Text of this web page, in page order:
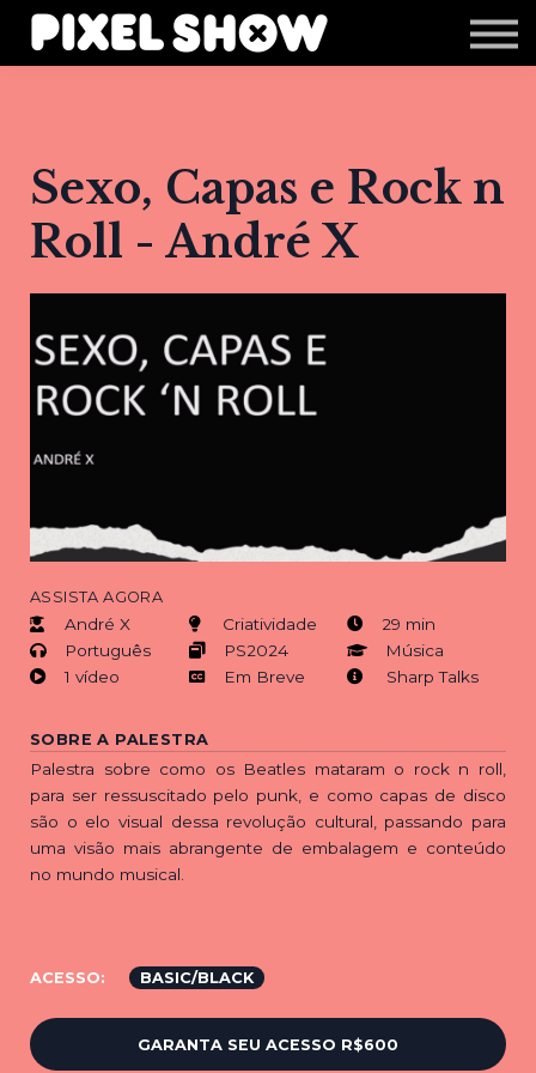
Shop
Revista Zupi
Sexo, Capas e Rock n
Roll - André X
ASSISTA AGORA
André X Criatividade
29 min
Português
PS2024
Música
1 vídeo
Em Breve Sharp Talks
SOBRE A PALESTRA
Palestra sobre como os Beatles mataram o rock n roll,
para ser ressuscitado pelo punk, e como capas de disco
são o elo visual dessa revolução cultural, passando para
uma visão mais abrangente de embalagem e conteúdo
no mundo musical.
ACESSO: BASIC/BLACK
GARANTA SEU ACESSO R$600